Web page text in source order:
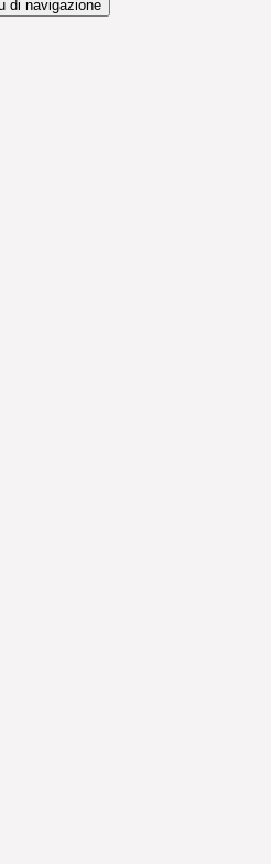
di navigazione